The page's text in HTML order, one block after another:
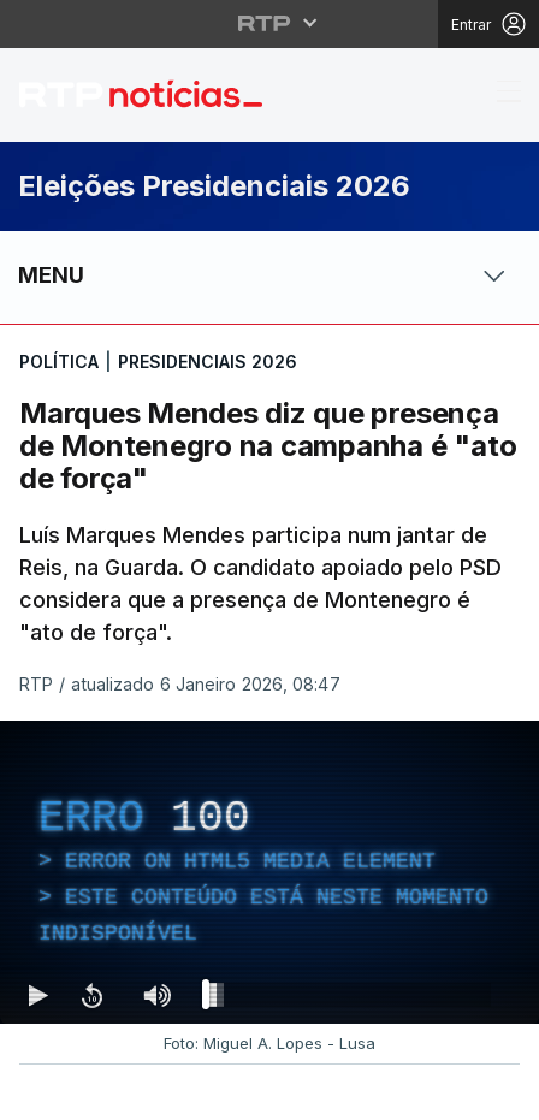
Entrar
Marques Mendes diz
Eleições Presidenciais 2026
MENU
POLÍTICA PRESIDENCIAIS 2026
Marques Mendes diz que presença
de Montenegro na campanha é "ato
de força"
Luís Marques Mendes participa num jantar de
Reis, na Guarda. O candidato apoiado pelo PSD
considera que a presença de Montenegro é
"ato de força".
RTP / atualizado 6 Janeiro 2026, 08:47
ERRO 100
ERROR ON HTML5 MEDIA ELEMENT
ESTE CONTEÚDO ESTÁ NESTE MOMENTO
INDISPONÍVEL
Foto: Miguel A. Lopes - Lusa